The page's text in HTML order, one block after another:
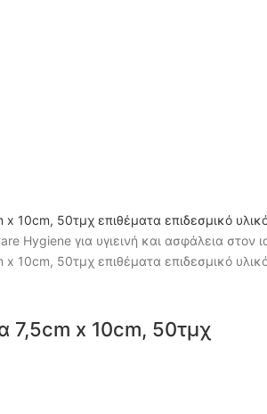
7,5cm x 10cm, 50τμχ